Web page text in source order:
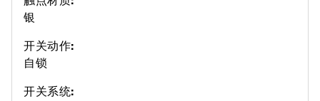
银
开关动作:
自锁
开关系统: